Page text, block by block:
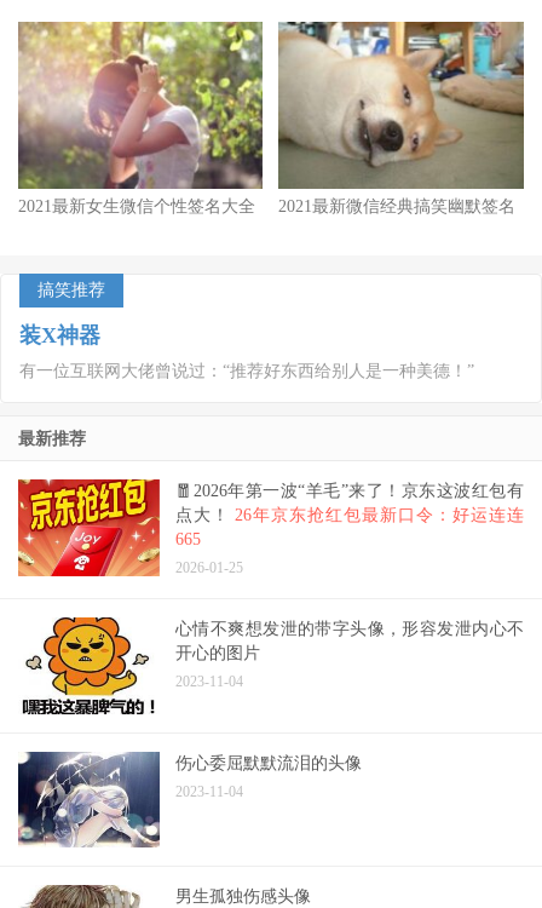
2021最新女生微信个性签名大全 2021最新微信经典搞笑幽默签名
搞笑推荐
装X神器
有一位互联网大佬曾说过：“推荐好东西给别人是一种美德！”
最新推荐
🧧2026年第一波“羊毛”来了！京东这波红包有
点大！ 26年京东抢红包最新口令：好运连连
665
2026-01-25
心情不爽想发泄的带字头像，形容发泄内心不
开心的图片
2023-11-04
伤心委屈默默流泪的头像
2023-11-04
男生孤独伤感头像